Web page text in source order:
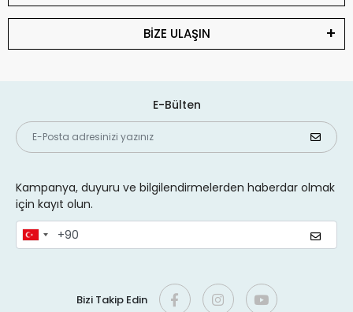
BİZE ULAŞIN
E-Bülten
Kampanya, duyuru ve bilgilendirmelerden haberdar olmak
için kayıt olun.
Bizi Takip Edin